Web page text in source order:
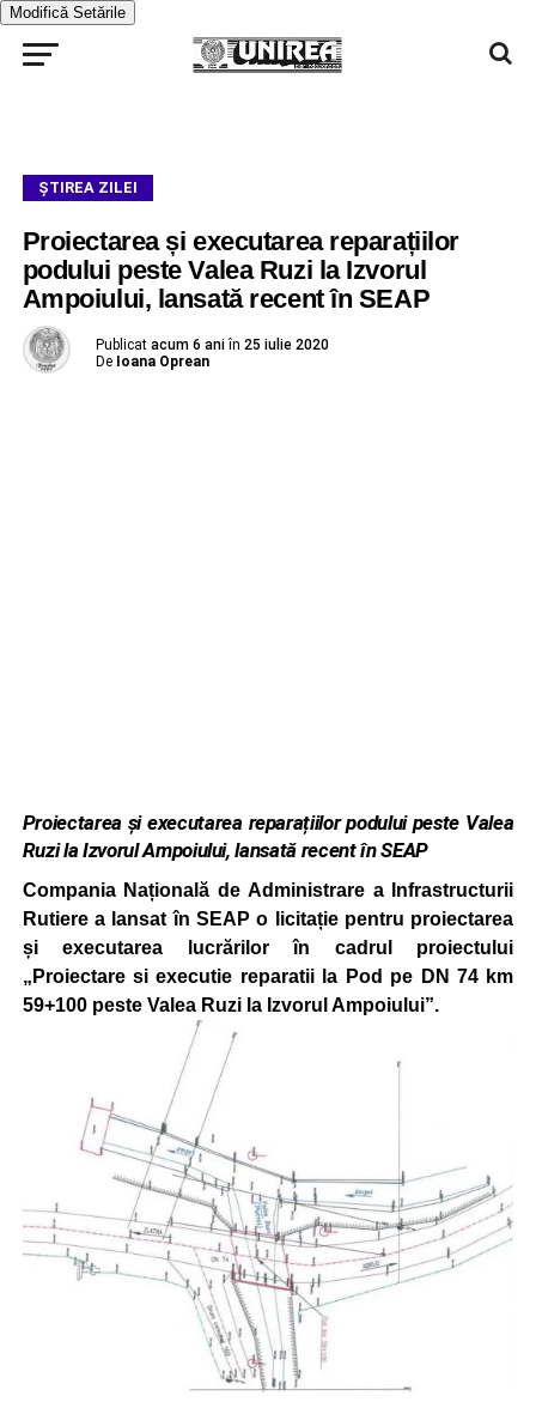
Modifică Setările
ŞTIREA ZILEI
Proiectarea și executarea reparațiilor
podului peste Valea Ruzi la Izvorul
Ampoiului, lansată recent în SEAP
Publicat acum 6 ani în 25 iulie 2020
De Ioana Oprean
Proiectarea și executarea reparațiilor podului peste Valea
Ruzi la Izvorul Ampoiului, lansată recent în SEAP
Compania Națională de Administrare a Infrastructurii
Rutiere a lansat în SEAP o licitație pentru proiectarea
și executarea lucrărilor în cadrul proiectului
„Proiectare si executie reparatii la Pod pe DN 74 km
59+100 peste Valea Ruzi la Izvorul Ampoiului”.